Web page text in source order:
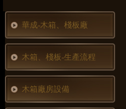
華成-木箱、棧板廠
木箱、棧板-生產流程
木箱廠房設備